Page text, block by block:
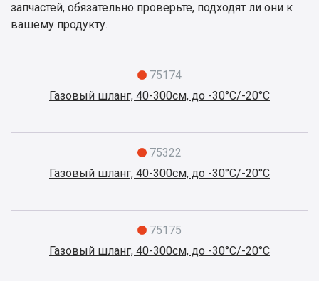
запчастей, обязательно проверьте, подходят ли они к
вашему продукту.
75174
Газовый шланг, 40-300см, до -30°C/-20°C
75322
Газовый шланг, 40-300см, до -30°C/-20°C
75175
Газовый шланг, 40-300см, до -30°C/-20°C